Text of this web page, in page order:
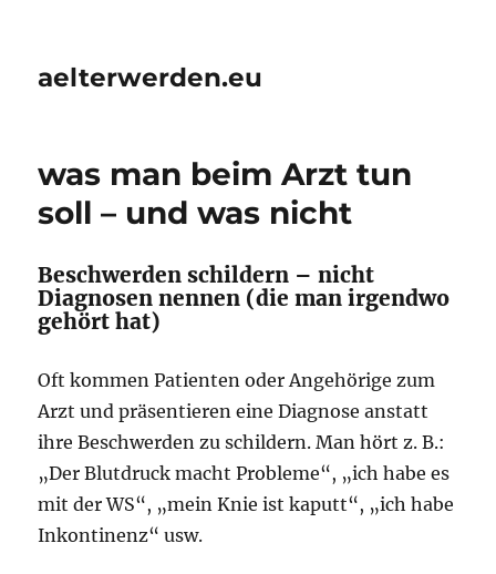
aelterwerden.eu
was man beim Arzt tun
soll – und was nicht
Beschwerden schildern – nicht
Diagnosen nennen (die man irgendwo
gehört hat)
Oft kommen Patienten oder Angehörige zum
Arzt und präsentieren eine Diagnose anstatt
ihre Beschwerden zu schildern. Man hört z. B.:
„Der Blutdruck macht Probleme“, „ich habe es
mit der WS“, „mein Knie ist kaputt“, „ich habe
Inkontinenz“ usw.